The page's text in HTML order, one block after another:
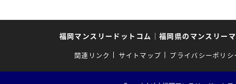
福岡マンスリードットコム ｜ 福岡県のマンスリー
関連リンク サイトマップ プライバシーポリシ